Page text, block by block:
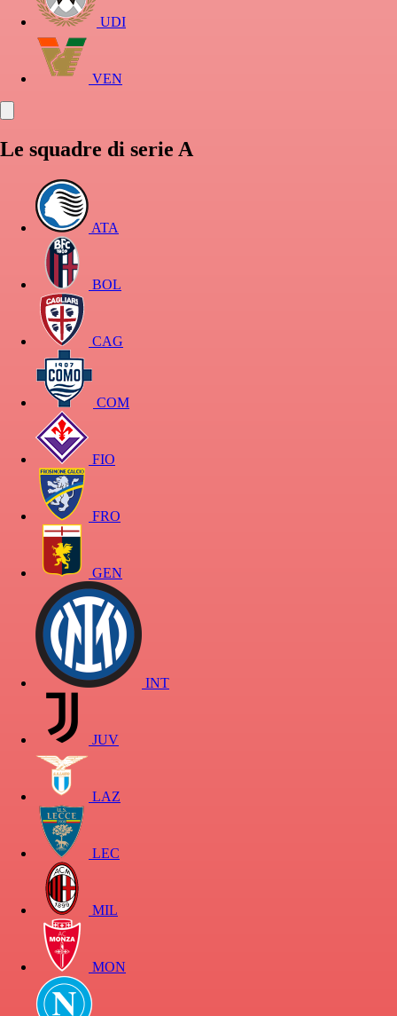
UDI
VEN
Le squadre di serie A
ATA
BOL
CAG
COM
FIO
FRO
GEN
INT
JUV
LAZ
LEC
MIL
MON